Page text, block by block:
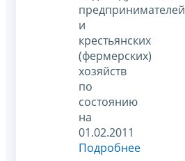
предпринимателей
и
крестьянских
(фермерских)
хозяйств
по
состоянию
на
01.02.2011
Подробнее